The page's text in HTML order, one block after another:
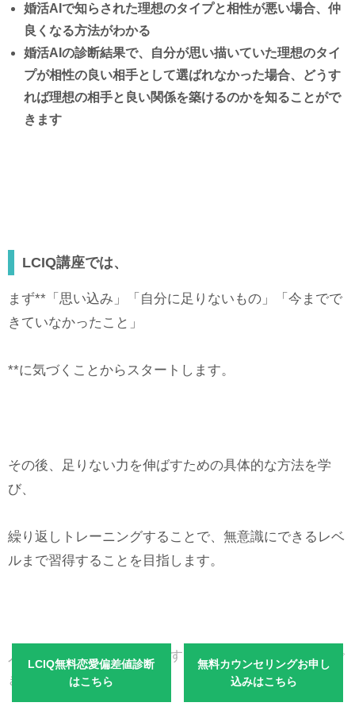
婚活AIで知らされた理想のタイプと相性が悪い場合、仲
良くなる方法がわかる
婚活AIの診断結果で、自分が思い描いていた理想のタイ
プが相性の良い相手として選ばれなかった場合、どうす
れば理想の相手と良い関係を築けるのかを知ることがで
きます
LCIQ講座では、
まず**「思い込み」「自分に足りないもの」「今までで
きていなかったこと」
**に気づくことからスタートします。
その後、足りない力を伸ばすための具体的な方法を学
び、
繰り返しトレーニングすることで、無意識にできるレベ
ルまで習得することを目指します。
人は、知識を得ただけではすぐに忘れてしまい、実践で
きません。
LCIQ無料恋愛偏差値診断
はこちら
無料カウンセリングお申し
込みはこちら